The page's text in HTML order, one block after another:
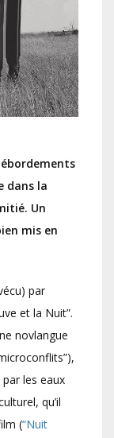
dans la
Un
mis en
par
et la Nuit”.
novlangue
les eaux
qu’il
(“Nuit